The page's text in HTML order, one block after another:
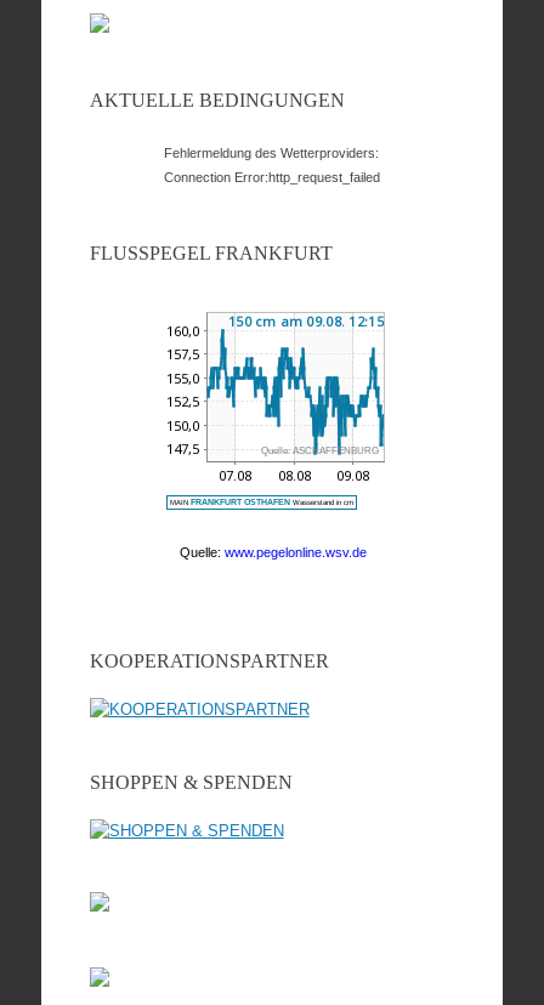
AKTUELLE BEDINGUNGEN
Fehlermeldung des Wetterproviders:
Connection Error:http_request_failed
FLUSSPEGEL FRANKFURT
KOOPERATIONSPARTNER
SHOPPEN & SPENDEN